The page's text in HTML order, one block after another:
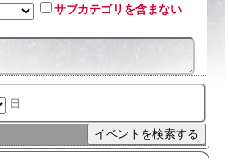
サブカテゴリを含まない
日